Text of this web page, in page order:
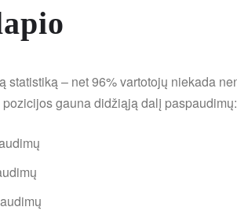
statistiką – net 96% vartotojų niekada
gauna didžiąją dalį paspaudimų: